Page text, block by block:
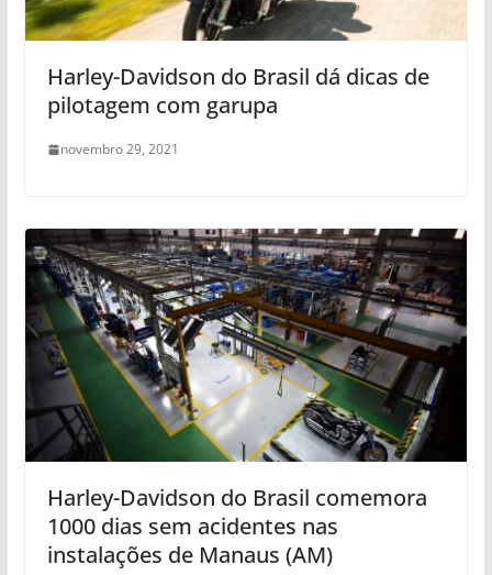
Harley-Davidson do Brasil dá dicas de
pilotagem com garupa
novembro 29, 2021
Harley-Davidson do Brasil comemora
1000 dias sem acidentes nas
instalações de Manaus (AM)